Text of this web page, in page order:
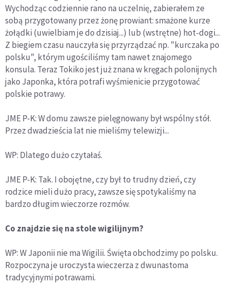
Wychodząc codziennie rano na uczelnię, zabierałem ze
sobą przygotowany przez żonę prowiant: smażone kurze
żołądki (uwielbiam je do dzisiaj...) lub (wstrętne) hot-dogi...
Z biegiem czasu nauczyła się przyrządzać np. "kurczaka po
polsku", którym ugościliśmy tam nawet znajomego
konsula. Teraz Tokiko jest już znana w kręgach polonijnych
jako Japonka, która potrafi wyśmienicie przygotować
polskie potrawy.
JME P-K: W domu zawsze pielęgnowany był wspólny stół.
Przez dwadzieścia lat nie mieliśmy telewizji...
WP: Dlatego dużo czytałaś.
JME P-K: Tak. I obojętne, czy był to trudny dzień, czy
rodzice mieli dużo pracy, zawsze się spotykaliśmy na
bardzo długim wieczorze rozmów.
Co znajdzie się na stole wigilijnym?
WP: W Japonii nie ma Wigilii. Święta obchodzimy po polsku.
Rozpoczyna je uroczysta wieczerza z dwunastoma
tradycyjnymi potrawami.